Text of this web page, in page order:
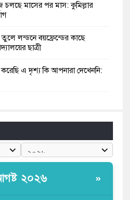
চলছে মাসের পর মাস: কুমিল্লার
লন্ডনে বয়ফ্রেন্ডের কাছে
ছাত্রী
করেছি এ দৃশ্য কি আপনারা দেখেননি:
নিয়ে বড় সুখবর দিলো সৌদি
‘আরেকটি পাকিস্তান’ গড়ে উঠেছে:
২০২৬ »